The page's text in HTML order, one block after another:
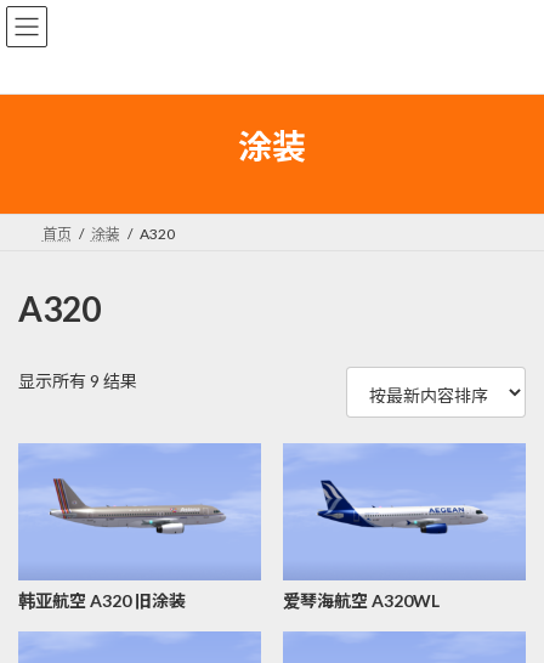
Skip
to
the
Skip
to
the
涂装
首页 涂装 A320
A320
显示所有 9 结果
排
韩亚航空 A320 旧涂装 爱琴海航空 A320WL